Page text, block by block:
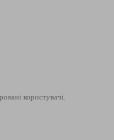
користувачі.